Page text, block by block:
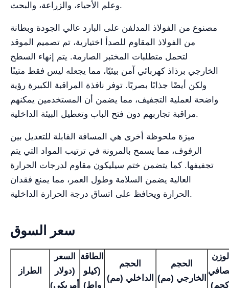
وعلم الأحياء، والزراعة، والبحث.
مصنوع من الفولاذ المدلفن على البارد عالي الجودة وبطانة
من الفولاذ المقاوم للصدأ اختيارية، تم تصميم الموقد
لتحمل متطلبات المختبر الصارمة. يتم إنهاء السطح
الخارجي برذاذ كهربائي آمن بيئيًا، مما يجعله ليس فقط متينًا
ولكن أيضًا جذابًا بصريًا. توفر نافذة المراقبة الكبيرة رؤية
واضحة لعملية التجفيف، مما يضمن أن المستخدمين يمكنهم
مراقبة تجاربهم دون فتح الباب وتعطيل البيئة الداخلية.
ميزة ملحوظة أخرى هي المسافة القابلة للتعديل بين
الرفوف، مما يسمح بالمرونة في ترتيب المواد التي يتم
تجفيفها. كما يتضمن ختم سيليكون مقاوم لدرجات الحرارة
العالية يضمن السلامة وطول العمر، مما يمنع فقدان
الحرارة ويحافظ على اتساق درجة الحرارة الداخلية.
سعر السوق
الطراز
السعر
(دولار
أمريكي)
الطاقة
(كيلو
واط)
الحجم
الداخلي (مم)
الحجم
الخارجي (مم)